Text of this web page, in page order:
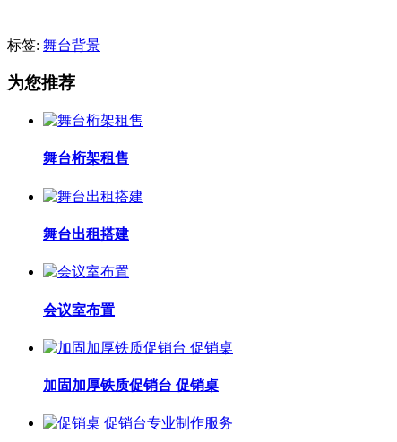
标签: 舞台背景
为您推荐
舞台桁架租售
舞台出租搭建
会议室布置
加固加厚铁质促销台 促销桌